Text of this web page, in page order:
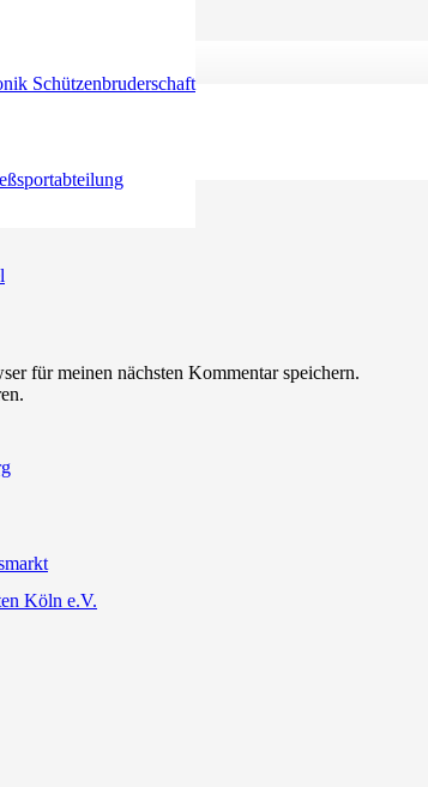
1552 e.V.
Schützenbruderschaft
für meinen nächsten Kommentar speichern.
Köln e.V.